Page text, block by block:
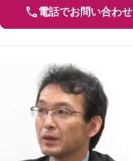
電話でお問い合わせ